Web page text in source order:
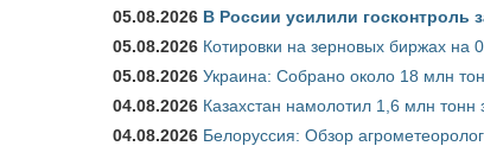
05.08.2026 В России усилили госконтроль
05.08.2026 Котировки на зерновых биржах на
05.08.2026 Украина: Собрано около 18 млн
04.08.2026 Казахстан намолотил 1,6 млн тонн
04.08.2026 Белоруссия: Обзор